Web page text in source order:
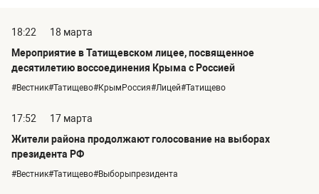
18:22
18 марта
Мероприятие в Татищевском лицее, посвященное
десятилетию воссоединения Крыма с Россией
#Вестник#Татищево#КрымРоссия#Лицей#Татищево
17:52
17 марта
Жители района продолжают голосование на выборах
президента РФ
#Вестник#Татищево#Выборыпрезидента